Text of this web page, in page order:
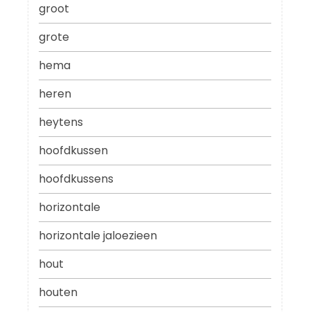
groot
grote
hema
heren
heytens
hoofdkussen
hoofdkussens
horizontale
horizontale jaloezieen
hout
houten